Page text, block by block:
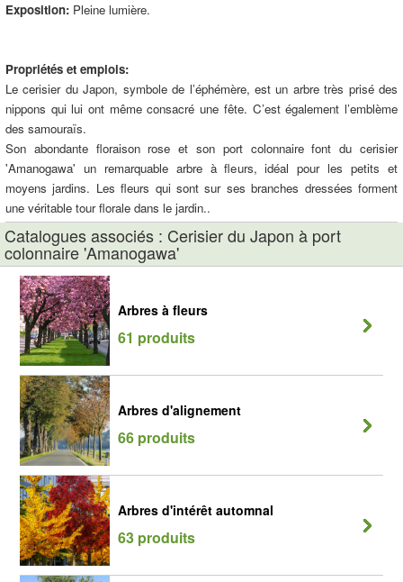
Exposition: Pleine lumière.
Propriétés et emplois:
Le cerisier du Japon, symbole de l’éphémère, est un arbre très prisé des
nippons qui lui ont même consacré une fête. C’est également l’emblème
des samouraïs.
Son abondante floraison rose et son port colonnaire font du cerisier
'Amanogawa' un remarquable arbre à fleurs, idéal pour les petits et
moyens jardins. Les fleurs qui sont sur ses branches dressées forment
une véritable tour florale dans le jardin..
Catalogues associés : Cerisier du Japon à port
colonnaire 'Amanogawa'
Arbres à fleurs
61 produits
Arbres d'alignement
66 produits
Arbres d'intérêt automnal
63 produits